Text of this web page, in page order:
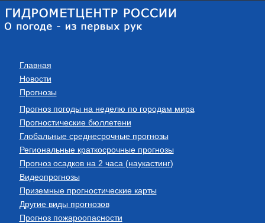
Главная
Новости
Прогнозы
Прогноз погоды на неделю по городам мира
Прогностические бюллетени
Глобальные среднесрочные прогнозы
Региональные краткосрочные прогнозы
Прогноз осадков на 2 часа (наукастинг)
Видеопрогнозы
Приземные прогностические карты
Другие виды прогнозов
Прогноз пожароопасности